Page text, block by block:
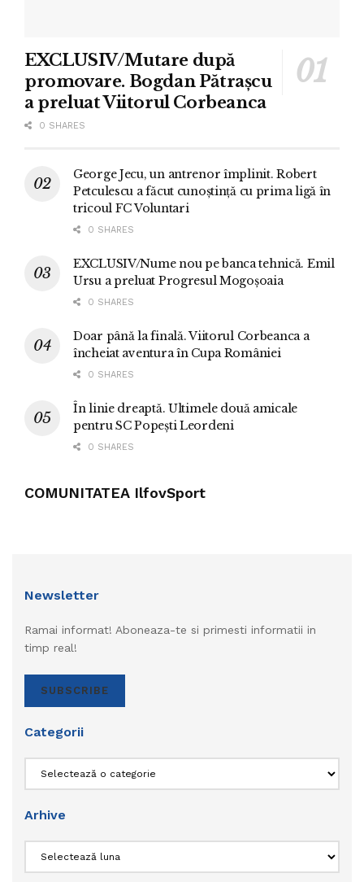
EXCLUSIV/Mutare după
promovare. Bogdan Pătrașcu
a preluat Viitorul Corbeanca
0 SHARES
George Jecu, un antrenor împlinit. Robert
Petculescu a făcut cunoștință cu prima ligă în
tricoul FC Voluntari
0 SHARES
EXCLUSIV/Nume nou pe banca tehnică. Emil
Ursu a preluat Progresul Mogoșoaia
0 SHARES
Doar până la finală. Viitorul Corbeanca a
încheiat aventura în Cupa României
0 SHARES
În linie dreaptă. Ultimele două amicale
pentru SC Popești Leordeni
0 SHARES
COMUNITATEA IlfovSport
Newsletter
Ramai informat! Aboneaza-te si primesti informatii in
timp real!
SUBSCRIBE
Categorii
Arhive